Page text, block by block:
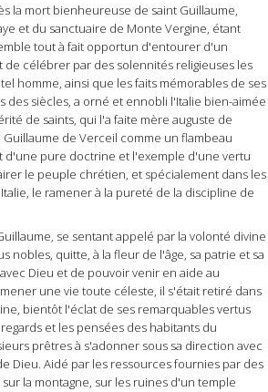
la mort bienheureuse de saint Guillaume,
et du sanctuaire de Monte Vergine, étant
tout à fait opportun d'entourer d'un
de célébrer par des solennités religieuses les
homme, ainsi que les faits mémorables de ses
des siècles, a orné et ennobli l'Italie bien-aimée
de saints, qui l'a faite mère auguste de
Guillaume de Verceil comme un flambeau
d'une pure doctrine et l'exemple d'une vertu
le peuple chrétien, et spécialement dans les
le ramener à la pureté de la discipline de
se sentant appelé par la volonté divine
nobles, quitte, à la fleur de l'âge, sa patrie et sa
Dieu et de pouvoir venir en aide au
une vie toute céleste, il s'était retiré dans
bientôt l'éclat de ses remarquables vertus
et les pensées des habitants du
prêtres à s'adonner sous sa direction avec
Dieu. Aidé par les ressources fournies par des
la montagne, sur les ruines d'un temple